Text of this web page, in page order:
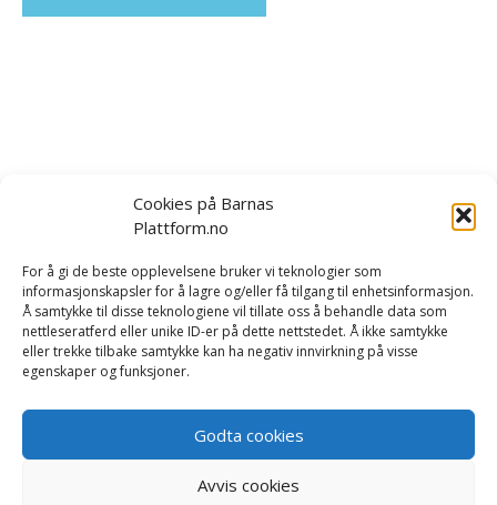
Cookies på Barnas
Plattform.no
For å gi de beste opplevelsene bruker vi teknologier som
informasjonskapsler for å lagre og/eller få tilgang til enhetsinformasjon.
Å samtykke til disse teknologiene vil tillate oss å behandle data som
nettleseratferd eller unike ID-er på dette nettstedet. Å ikke samtykke
eller trekke tilbake samtykke kan ha negativ innvirkning på visse
egenskaper og funksjoner.
Godta cookies
Avvis cookies
Tilbakemeldinger| Rapport/forskning|Kontakt oss
Vi er opptatt av å håndtere dine personopplysninger på
vårpersonvernerklæring.
Du kan lesevåre salgsvilkår her.